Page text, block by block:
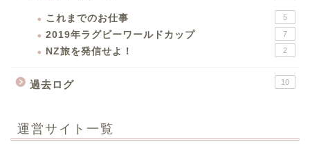
これまでのお仕事 5
2019年ラグビーワールドカップ 7
NZ旅を発信せよ！ 2
過去ログ 10
運営サイト一覧